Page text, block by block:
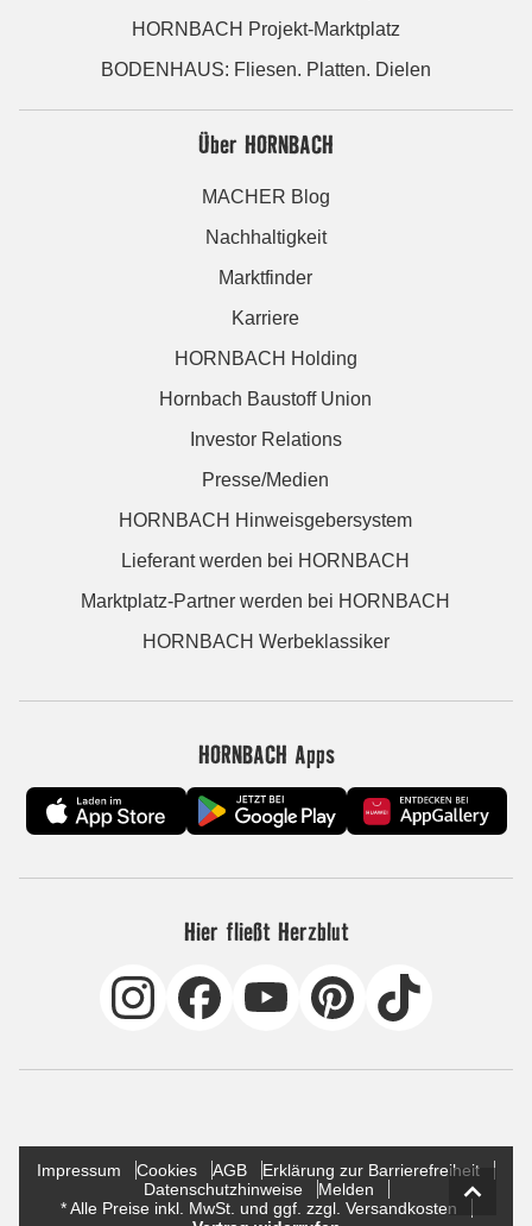
HORNBACH Projekt-Marktplatz
BODENHAUS: Fliesen. Platten. Dielen
Über HORNBACH
MACHER Blog
Nachhaltigkeit
Marktfinder
Karriere
HORNBACH Holding
Hornbach Baustoff Union
Investor Relations
Presse/Medien
HORNBACH Hinweisgebersystem
Lieferant werden bei HORNBACH
Marktplatz-Partner werden bei HORNBACH
HORNBACH Werbeklassiker
HORNBACH Apps
Hier fließt Herzblut
Impressum Cookies AGB
Erklärung zur Barrierefreiheit
Datenschutzhinweise
Melden
* Alle Preise inkl. MwSt. und ggf. zzgl. Versandkosten